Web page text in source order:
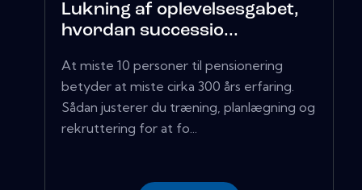
Lukning af oplevelsesgabet,
hvordan successio...
At miste 10 personer til pensionering
betyder at miste cirka 300 års erfaring.
Sådan justerer du træning, planlægning og
rekruttering for at fo...